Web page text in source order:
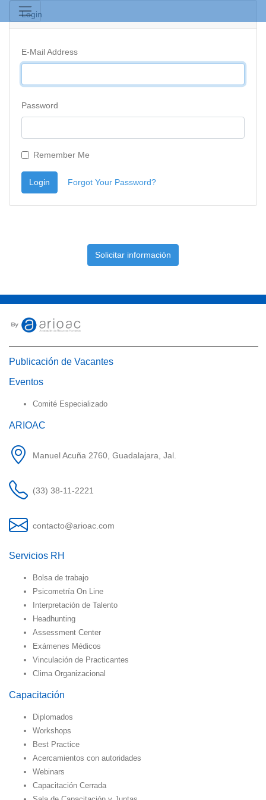
Login
E-Mail Address
Password
Remember Me
Login Forgot Your Password?
Solicitar información
Publicación de Vacantes
Eventos
Comité Especializado
ARIOAC
Manuel Acuña 2760, Guadalajara, Jal.
(33) 38-11-2221
contacto@arioac.com
Servicios RH
Bolsa de trabajo
Psicometría On Line
Interpretación de Talento
Headhunting
Assessment Center
Exámenes Médicos
Vinculación de Practicantes
Clima Organizacional
Capacitación
Diplomados
Workshops
Best Practice
Acercamientos con autoridades
Webinars
Capacitación Cerrada